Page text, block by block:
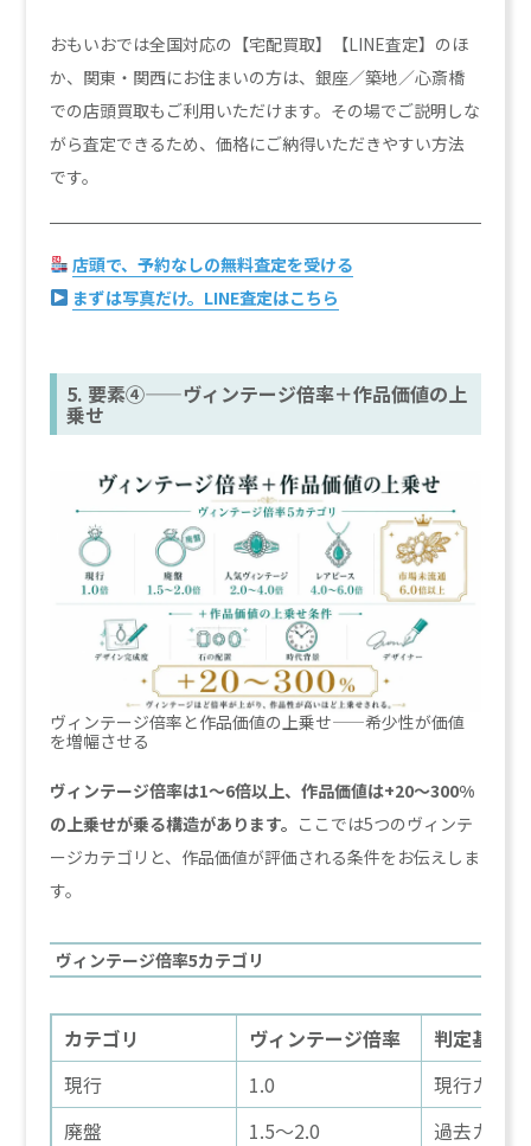
おもいおでは全国対応の【宅配買取】【LINE査定】のほ
か、関東・関西にお住まいの方は、銀座／築地／心斎橋
での店頭買取もご利用いただけます。その場でご説明しな
がら査定できるため、価格にご納得いただきやすい方法
です。
店頭で、予約なしの無料査定を受ける
まずは写真だけ。LINE査定はこちら
5. 要素④——ヴィンテージ倍率＋作品価値の上
乗せ
ヴィンテージ倍率と作品価値の上乗せ——希少性が価値
を増幅させる
ヴィンテージ倍率は1〜6倍以上、作品価値は+20〜300%
の上乗せが乗る構造があります。 ここでは5つのヴィンテ
ージカテゴリと、作品価値が評価される条件をお伝えしま
す。
ヴィンテージ倍率5カテゴリ
カテゴリ ヴィンテージ倍率
判定基準
現行
1.0
現行カタ
廃盤
1.5〜2.0
過去カタ